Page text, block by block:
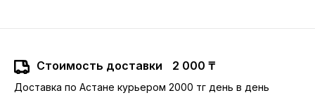
Стоимость доставки 2 000 ₸
Доставка по Астане курьером 2000 тг день в день